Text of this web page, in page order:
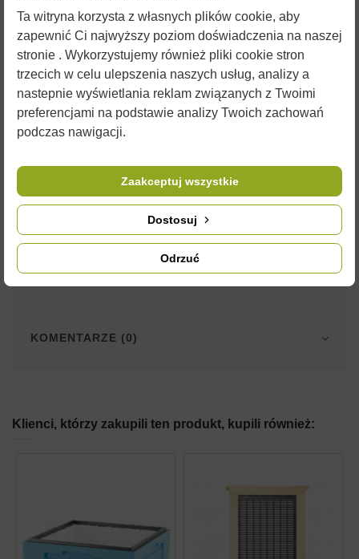
Korpus nadstawkowy może posłużyć jako zwiększenie
pojemności ula na czas transportu, umieszczenia w nim
dodatkowego ocieplenia na zimę lub podkarmiaczki, a także do
zwiększenia wentylacji gniazda w czasie zimy, przez
ustawienie go między dennicą a korpusem gniazdowym z
zimującą rodziną.
Do korpusu polecamy kratyodgrodowe które doskonale
odgradzają magazyn miodowy,
zmiotki i dłuta pszczelarskie.
Zdjęcia są ilustracją poglądową i czasami przedmioty mogą
różnić się od wyglądu w rzeczywistości. Nie zmienia to jednak
ich właściwości użytkowych.
KOMENTARZE (0)
Klienci, którzy zakupili ten produkt, kupili również:
Ta witryna korzysta z własnych plików cookie, aby
zapewnić Ci najwyższy poziom doświadczenia na naszej
stronie . Wykorzystujemy również pliki cookie stron
trzecich w celu ulepszenia naszych usług, analizy a
nastepnie wyświetlania reklam związanych z Twoimi
preferencjami na podstawie analizy Twoich zachowań
podczas nawigacji.
Odrzuć
Dostosuj
Zaakceptuj wszystkie